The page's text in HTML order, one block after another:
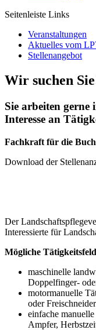
Seitenleiste Links
Veranstaltungen
Aktuelles vom
Stellenangebot
Wir suchen
Sie arbeiten
Interesse an
Fachkraft für die
Download der
Der
Interessierte für
Mögliche
maschinelle
Doppelfinger-
motormanuelle
oder
einfache
Ampfer,